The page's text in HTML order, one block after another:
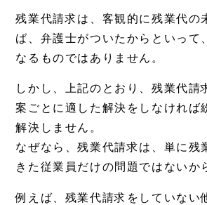
残業代請求は、客観的に残業代の
ば、弁護士がついたからといって
なるものではありません。
しかし、上記のとおり、残業代請
案ごとに適した解決をしなければ
解決しません。
なぜなら、残業代請求は、単に残
きた従業員だけの問題ではないか
例えば、残業代請求をしていない